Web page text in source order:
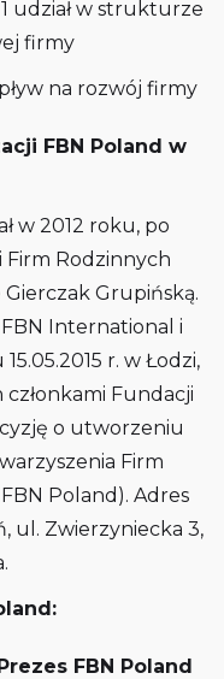
udział w strukturze
firmy
na rozwój firmy
FBN Poland w
w 2012 roku, po
Firm Rodzinnych
Grupińską.
International i
r. w Łodzi,
Fundacji
o utworzeniu
Firm
Poland). Adres
ul. Zwierzyniecka 3,
FBN Poland